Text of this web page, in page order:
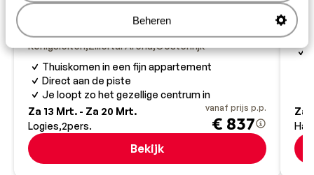
Beheren
Appartementen Pinzgauer
Höhe
Königsleiten Zillertal Arena Oostenrijk
Thuiskomen in een fijn appartement
Direct aan de piste
Je loopt zo het gezellige centrum in
Za 13 Mrt. - Za 20 Mrt.
Logies 2pers.
vanaf prijs p.p.
€ 837
Bekijk
Za